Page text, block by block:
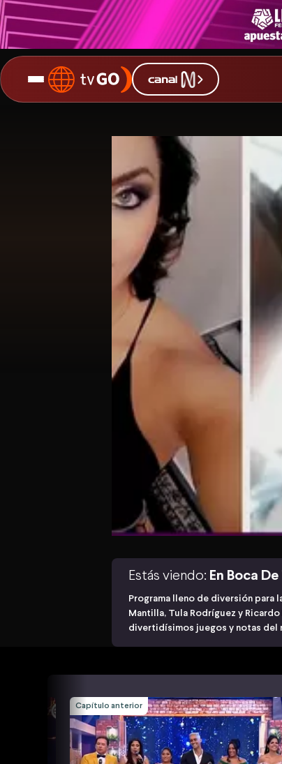
Estás viendo: En Boca
Programa lleno de diversión para
Mantilla, Tula Rodríguez y
divertidísimos juegos y notas del
Capítulo anterior